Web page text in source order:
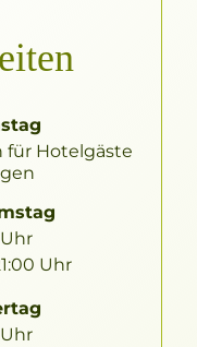
fürHotelgäste
Uhr